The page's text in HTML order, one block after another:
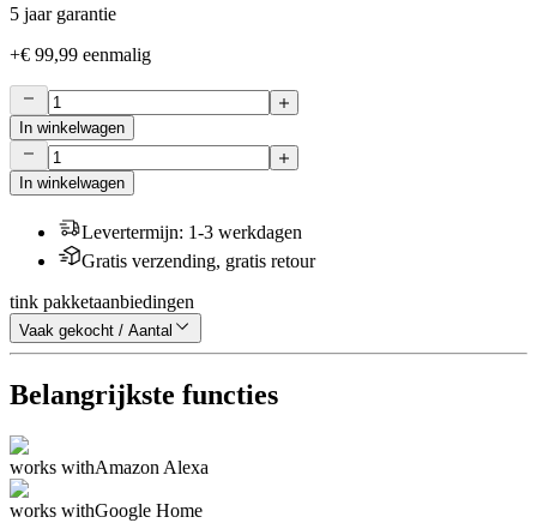
5 jaar garantie
+€ 99,99 eenmalig
In winkelwagen
In winkelwagen
Levertermijn: 1-3 werkdagen
Gratis verzending, gratis retour
tink pakketaanbiedingen
Vaak gekocht / Aantal
Belangrijkste functies
works withAmazon Alexa
works withGoogle Home